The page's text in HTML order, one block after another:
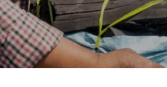
Rapport
d’activité